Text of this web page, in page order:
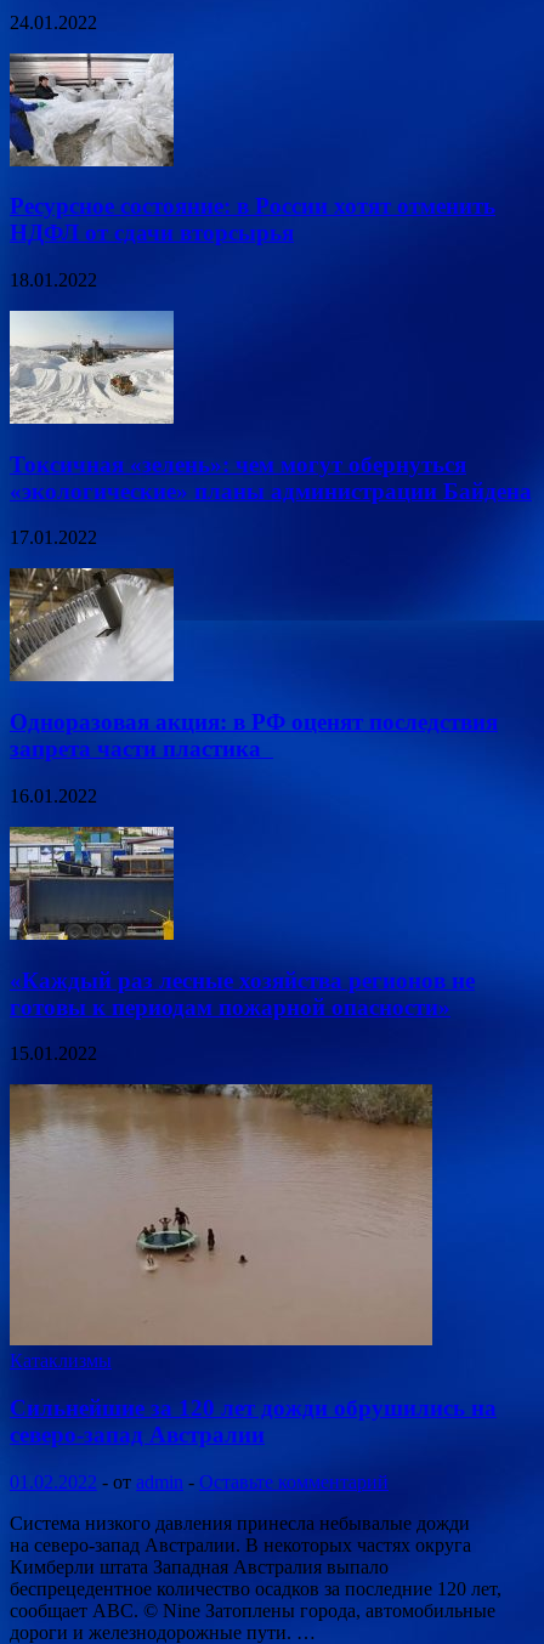
24.01.2022
Ресурсное состояние: в России хотят отменить
НДФЛ от сдачи вторсырья
18.01.2022
Токсичная «зелень»: чем могут обернуться
«экологические» планы администрации Байдена
17.01.2022
Одноразовая акция: в РФ оценят последствия
запрета части пластика
16.01.2022
«Каждый раз лесные хозяйства регионов не
готовы к периодам пожарной опасности»
15.01.2022
Катаклизмы
Сильнейшие за 120 лет дожди обрушились на
северо-запад Австралии
01.02.2022 - от admin - Оставьте комментарий
Система низкого давления принесла небывалые дожди
на северо-запад Австралии. В некоторых частях округа
Кимберли штата Западная Австралия выпало
беспрецедентное количество осадков за последние 120 лет,
сообщает ABC. © Nine Затоплены города, автомобильные
дороги и железнодорожные пути. …